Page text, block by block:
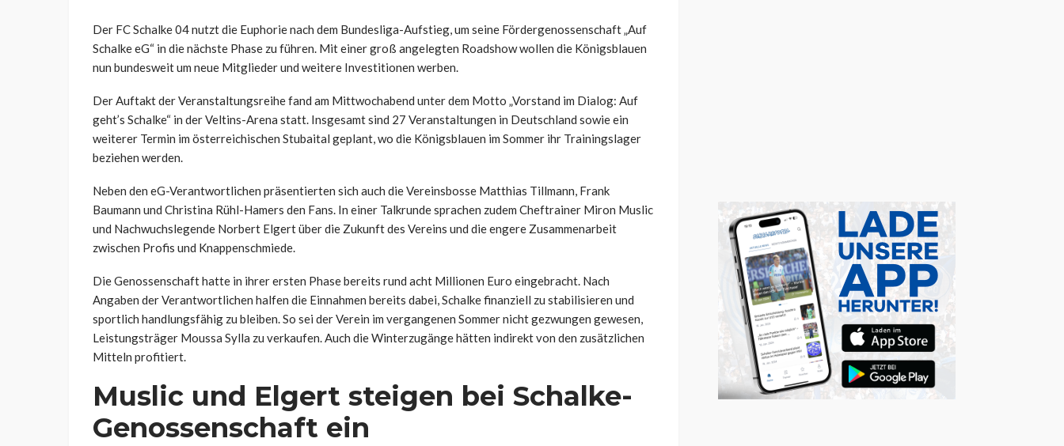
Der FC Schalke 04 nutzt die Euphorie nach dem Bundesliga-Aufstieg, um seine Fördergenossenschaft „Auf
Schalke eG“ in die nächste Phase zu führen. Mit einer groß angelegten Roadshow wollen die Königsblauen
nun bundesweit um neue Mitglieder und weitere Investitionen werben.
Der Auftakt der Veranstaltungsreihe fand am Mittwochabend unter dem Motto „Vorstand im Dialog: Auf
geht’s Schalke“ in der Veltins-Arena statt. Insgesamt sind 27 Veranstaltungen in Deutschland sowie ein
weiterer Termin im österreichischen Stubaital geplant, wo die Königsblauen im Sommer ihr Trainingslager
beziehen werden.
Neben den eG-Verantwortlichen präsentierten sich auch die Vereinsbosse Matthias Tillmann, Frank
Baumann und Christina Rühl-Hamers den Fans. In einer Talkrunde sprachen zudem Cheftrainer Miron Muslic
und Nachwuchslegende Norbert Elgert über die Zukunft des Vereins und die engere Zusammenarbeit
zwischen Profis und Knappenschmiede.
Die Genossenschaft hatte in ihrer ersten Phase bereits rund acht Millionen Euro eingebracht. Nach
Angaben der Verantwortlichen halfen die Einnahmen bereits dabei, Schalke finanziell zu stabilisieren und
sportlich handlungsfähig zu bleiben. So sei der Verein im vergangenen Sommer nicht gezwungen gewesen,
Leistungsträger Moussa Sylla zu verkaufen. Auch die Winterzugänge hätten indirekt von den zusätzlichen
Mitteln profitiert.
Muslic und Elgert steigen bei Schalke-
Genossenschaft ein